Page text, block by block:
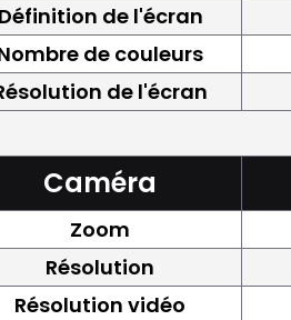
Définition de l'écran
de couleurs
de l'écran
Caméra
Zoom
Résolution
Résolution vidéo